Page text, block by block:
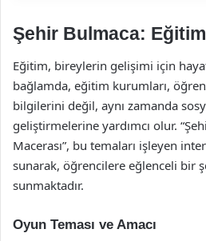
Şehir Bulmaca:
Eğitim, bireylerin gelişimi için
bağlamda, eğitim kurumları,
bilgilerini değil, aynı zamanda
geliştirmelerine yardımcı olur.
Macerası”, bu temaları işleyen
sunarak, öğrencilere eğlenceli bir
sunmaktadır.
Oyun Teması ve Amacı